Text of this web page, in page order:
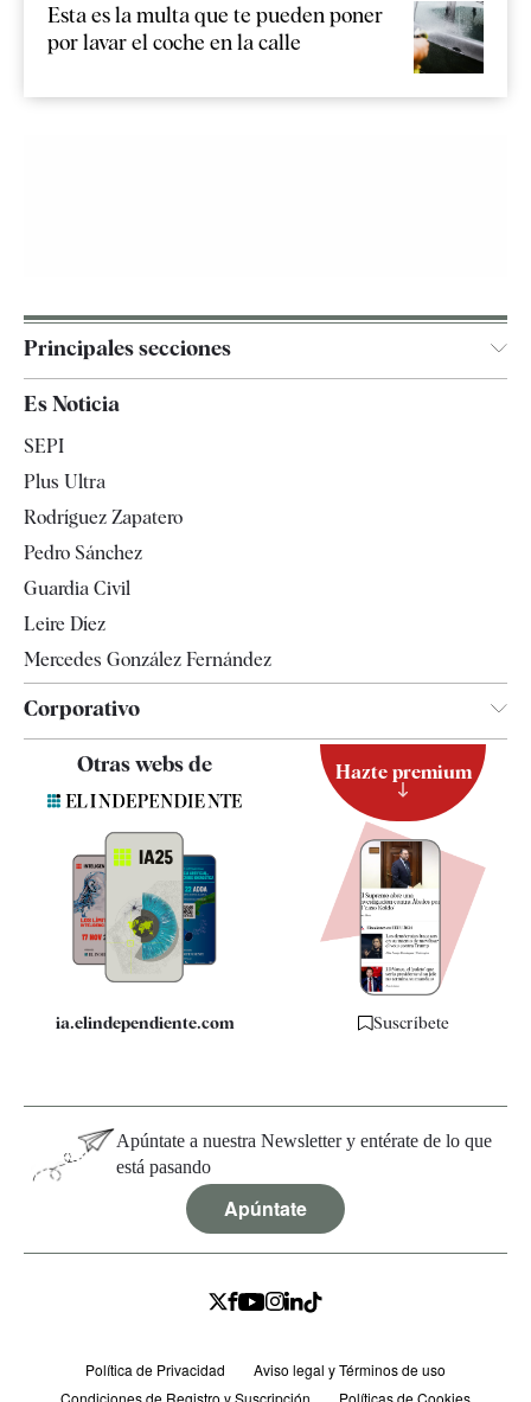
Esta es la multa que te pueden poner
por lavar el coche en la calle
Principales secciones
España
Televisión
Es Noticia
SEPI
Plus Ultra
Rodríguez Zapatero
Pedro Sánchez
Guardia Civil
Leire Díez
Mercedes González Fernández
Corporativo
Contacto
Quiénes somos
Especificaciones
Otras webs de
ia.elindependiente.com
Hazte premium
Suscríbete
Apúntate a nuestra Newsletter y entérate de lo que
está pasando
Apúntate
Política de Privacidad
Aviso legal y Términos de uso
Condiciones de Registro y Suscripción
Políticas de Cookies